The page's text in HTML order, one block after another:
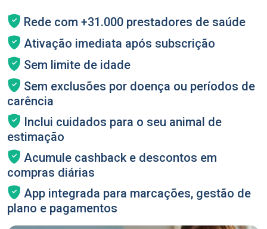
Rede com +31.000 prestadores de saúde
Ativação imediata após subscrição
Sem limite de idade
Sem exclusões por doença ou períodos de
carência
Inclui cuidados para o seu animal de
estimação
Acumule cashback e descontos em
compras diárias
App integrada para marcações, gestão de
plano e pagamentos